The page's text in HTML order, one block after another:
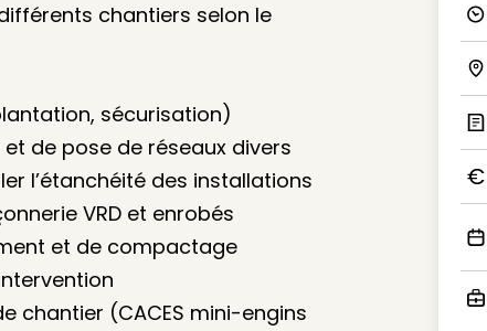
chantiers selon le
sécurisation)
de pose de réseaux divers
l’étanchéité des installations
VRD et enrobés
et de compactage
chantier (CACES mini-engins